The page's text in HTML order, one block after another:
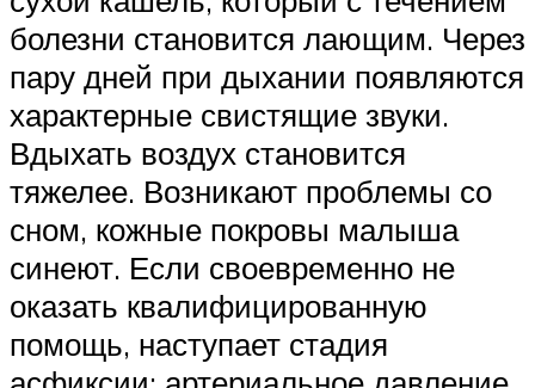
болезни становится лающим. Через
пару дней при дыхании появляются
характерные свистящие звуки.
Вдыхать воздух становится
тяжелее. Возникают проблемы со
сном, кожные покровы малыша
синеют. Если своевременно не
оказать квалифицированную
помощь, наступает стадия